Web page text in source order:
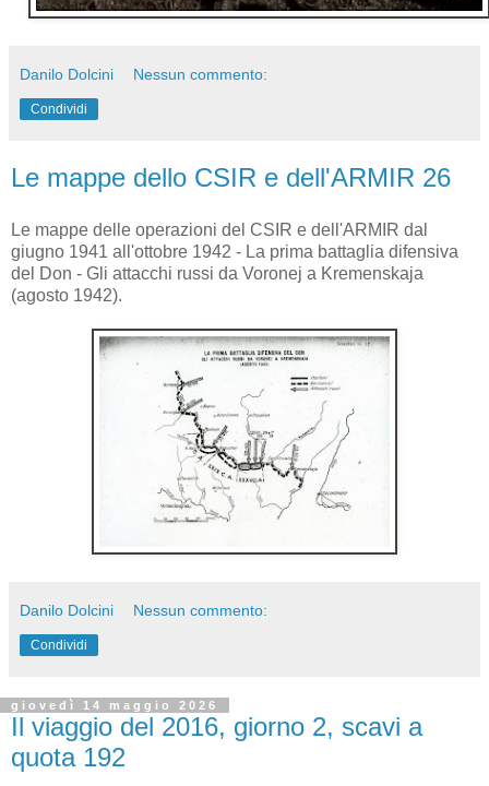
Danilo Dolcini Nessun commento:
Condividi
Le mappe dello CSIR e dell'ARMIR 26
Le mappe delle operazioni del CSIR e dell'ARMIR dal
giugno 1941 all'ottobre 1942 - La prima battaglia difensiva
del Don - Gli attacchi russi da Voronej a Kremenskaja
(agosto 1942).
Danilo Dolcini Nessun commento:
Condividi
giovedì 14 maggio 2026
Il viaggio del 2016, giorno 2, scavi a
quota 192